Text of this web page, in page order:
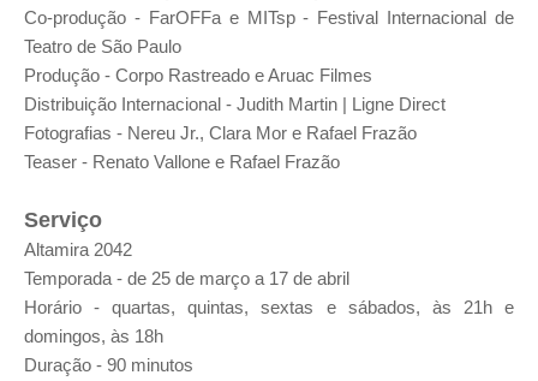
Co-produção - FarOFFa e MITsp - Festival Internacional de
Teatro de São Paulo
Produção - Corpo Rastreado e Aruac Filmes
Distribuição Internacional - Judith Martin | Ligne Direct
Fotografias - Nereu Jr., Clara Mor e Rafael Frazão
Teaser - Renato Vallone e Rafael Frazão
Serviço
Altamira 2042
Temporada - de 25 de março a 17 de abril
Horário - quartas, quintas, sextas e sábados, às 21h e
domingos, às 18h
Duração - 90 minutos